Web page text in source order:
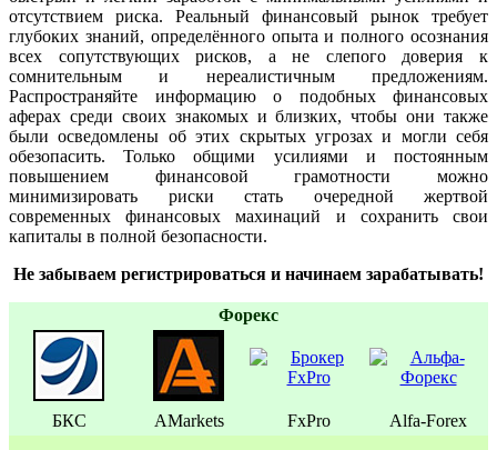
отсутствием риска. Реальный финансовый рынок требует
глубоких знаний, определённого опыта и полного осознания
всех сопутствующих рисков, а не слепого доверия к
сомнительным и нереалистичным предложениям.
Распространяйте информацию о подобных финансовых
аферах среди своих знакомых и близких, чтобы они также
были осведомлены об этих скрытых угрозах и могли себя
обезопасить. Только общими усилиями и постоянным
повышением финансовой грамотности можно
минимизировать риски стать очередной жертвой
современных финансовых махинаций и сохранить свои
капиталы в полной безопасности.
Не забываем регистрироваться и начинаем зарабатывать!
Форекс
БКС AMarkets FxPro Alfa-Forex